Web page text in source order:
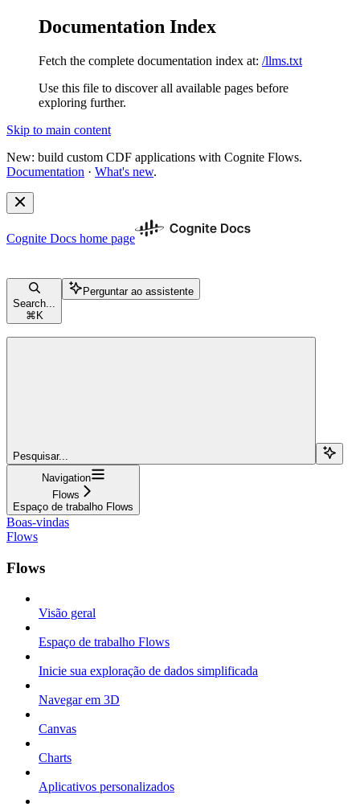
Documentation Index
Fetch the complete documentation index at: /llms.txt
Use this file to discover all available pages before
exploring further.
Skip to main content
New: build custom CDF applications with Cognite Flows.
Documentation · What's new.
Cognite Docs home page
Search...
⌘ K
Perguntar ao assistente
Pesquisar...
Navigation
Flows
Espaço de trabalho Flows
Boas-vindas
Flows
Flows
Visão geral
Espaço de trabalho Flows
Inicie sua exploração de dados simplificada
Navegar em 3D
Canvas
Charts
Aplicativos personalizados